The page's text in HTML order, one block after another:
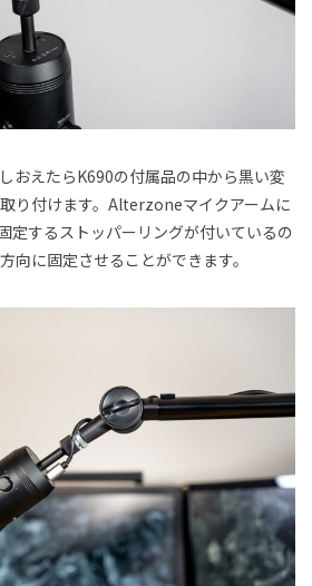
おえたらK690の付属品の中から黒い変
り付けます。Alterzoneマイクアームに
定するストッパーリングが付いているの
向に固定させることができます。